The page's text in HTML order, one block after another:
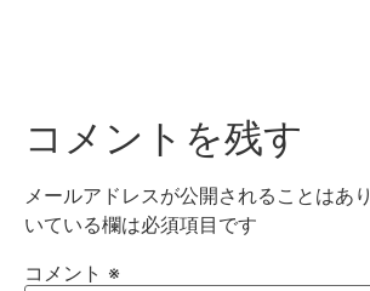
コメントを残す
メールアドレスが公開されることはあ
いている欄は必須項目です
コメント ※